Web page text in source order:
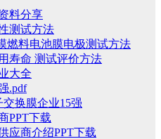
料分享
测试方法
燃料电池膜电极测试方法
寿命 测试评价方法
大全
.pdf
换膜企业15强
PPT下载
应商介绍PPT下载